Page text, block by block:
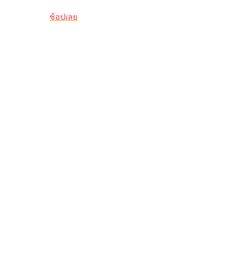
ช้อปเลย